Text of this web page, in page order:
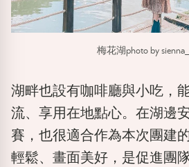
梅花湖photo by
湖畔也設有咖啡廳與小吃，
流、享用在地點心。在湖邊
賽，也很適合作為本次團建
輕鬆、畫面美好，是促進團